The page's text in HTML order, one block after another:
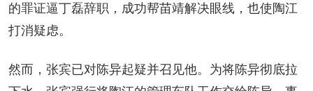
的罪证逼丁磊辞职，成功帮苗靖解决眼线，也使陶江
打消疑虑。
然而，张宾已对陈异起疑并召见他。为将陈异彻底拉